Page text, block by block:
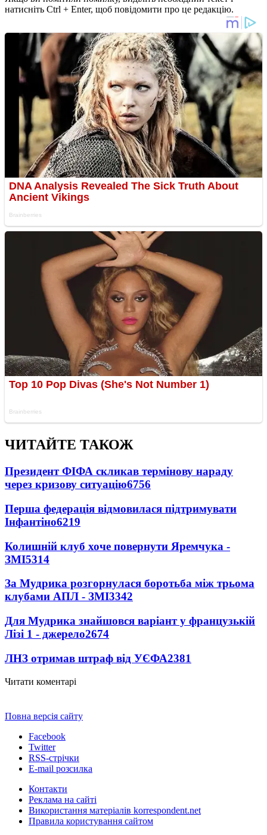
натисніть Ctrl + Enter, щоб повідомити про це редакцію.
ЧИТАЙТЕ ТАКОЖ
Президент ФІФА скликав термінову нараду
через кризову ситуацію6756
Перша федерація відмовилася підтримувати
Інфантіно6219
Колишній клуб хоче повернути Яремчука -
ЗМІ5314
За Мудрика розгорнулася боротьба між трьома
клубами АПЛ - ЗМІ3342
Для Мудрика знайшовся варіант у французькій
Лізі 1 - джерело2674
ЛНЗ отримав штраф від УЄФА2381
Читати коментарі
Повна версія сайту
Facebook
Twitter
RSS-стрічки
E-mail розсилка
Контакти
Реклама на сайті
Використання матеріалів korrespondent.net
Правила користування сайтом